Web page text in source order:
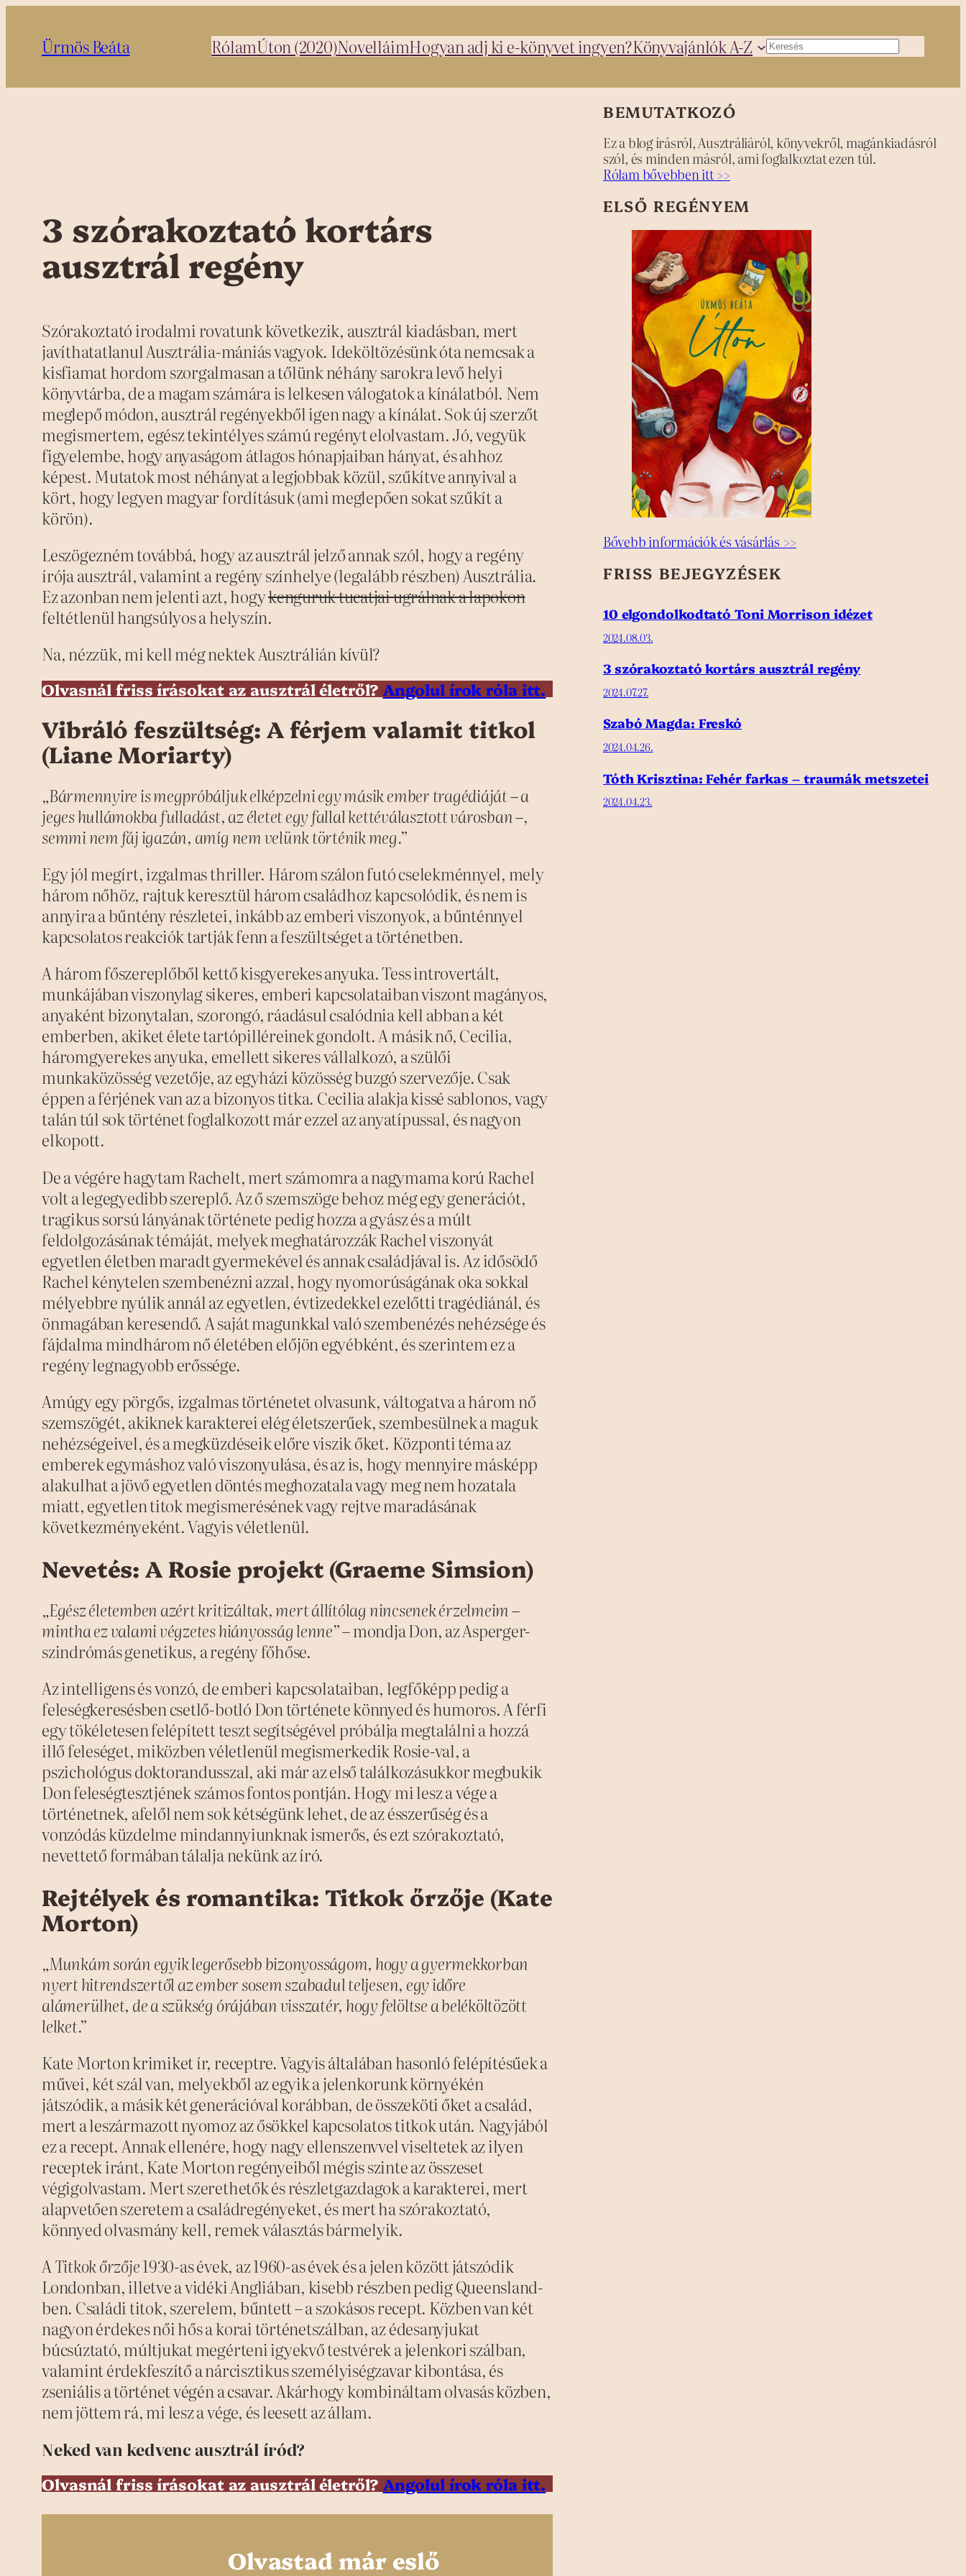
tartalomhoz
Ürmös Beáta RólamÚton (2020)NovelláimHogyan adj ki e-könyvet ingyen?Könyvajánlók A-Z Keresés
3 szórakoztató kortárs
ausztrál regény
Szórakoztató irodalmi rovatunk következik, ausztrál kiadásban, mert
javíthatatlanul Ausztrália-mániás vagyok. Ideköltözésünk óta nemcsak a
kisfiamat hordom szorgalmasan a tőlünk néhány sarokra levő helyi
könyvtárba, de a magam számára is lelkesen válogatok a kínálatból. Nem
meglepő módon, ausztrál regényekből igen nagy a kínálat. Sok új szerzőt
megismertem, egész tekintélyes számú regényt elolvastam. Jó, vegyük
figyelembe, hogy anyaságom átlagos hónapjaiban hányat, és ahhoz
képest. Mutatok most néhányat a legjobbak közül, szűkítve annyival a
kört, hogy legyen magyar fordításuk (ami meglepően sokat szűkít a
körön).
Leszögezném továbbá, hogy az ausztrál jelző annak szól, hogy a regény
írója ausztrál, valamint a regény színhelye (legalább részben) Ausztrália.
Ez azonban nem jelenti azt, hogykenguruk tucatjai ugrálnak a lapokon
feltétlenül hangsúlyos a helyszín.
Na, nézzük, mi kell még nektek Ausztrálián kívül?
Olvasnál friss írásokat az ausztrál életről? Angolul írok róla itt.
Vibráló feszültség: A férjem valamit titkol
(Liane Moriarty)
„Bármennyire is megpróbáljuk elképzelni egy másik ember tragédiáját – a
jeges hullámokba fulladást, az életet egy fallal kettéválasztott városban –,
semmi nem fáj igazán, amíg nem velünk történik meg.”
Egy jól megírt, izgalmas thriller. Három szálon futó cselekménnyel, mely
három nőhöz, rajtuk keresztül három családhoz kapcsolódik, és nem is
annyira a bűntény részletei, inkább az emberi viszonyok, a bűnténnyel
kapcsolatos reakciók tartják fenn a feszültséget a történetben.
A három főszereplőből kettő kisgyerekes anyuka. Tess introvertált,
munkájában viszonylag sikeres, emberi kapcsolataiban viszont magányos,
anyaként bizonytalan, szorongó, ráadásul csalódnia kell abban a két
emberben, akiket élete tartópilléreinek gondolt. A másik nő, Cecilia,
háromgyerekes anyuka, emellett sikeres vállalkozó, a szülői
munkaközösség vezetője, az egyházi közösség buzgó szervezője. Csak
éppen a férjének van az a bizonyos titka. Cecilia alakja kissé sablonos, vagy
talán túl sok történet foglalkozott már ezzel az anyatípussal, és nagyon
elkopott.
De a végére hagytam Rachelt, mert számomra a nagymama korú Rachel
volt a legegyedibb szereplő. Az ő szemszöge behoz még egy generációt,
tragikus sorsú lányának története pedig hozza a gyász és a múlt
feldolgozásának témáját, melyek meghatározzák Rachel viszonyát
egyetlen életben maradt gyermekével és annak családjával is. Az idősödő
Rachel kénytelen szembenézni azzal, hogy nyomorúságának oka sokkal
mélyebbre nyúlik annál az egyetlen, évtizedekkel ezelőtti tragédiánál, és
önmagában keresendő. A saját magunkkal való szembenézés nehézsége és
fájdalma mindhárom nő életében előjön egyébként, és szerintem ez a
regény legnagyobb erőssége.
Amúgy egy pörgős, izgalmas történetet olvasunk, váltogatva a három nő
szemszögét, akiknek karakterei elég életszerűek, szembesülnek a maguk
nehézségeivel, és a megküzdéseik előre viszik őket. Központi téma az
emberek egymáshoz való viszonyulása, és az is, hogy mennyire másképp
alakulhat a jövő egyetlen döntés meghozatala vagy meg nem hozatala
miatt, egyetlen titok megismerésének vagy rejtve maradásának
következményeként. Vagyis véletlenül.
Nevetés: A ​Rosie projekt (Graeme Simsion)
„Egész ​életemben azért kritizáltak, mert állítólag nincsenek érzelmeim –
mintha ez valami végzetes hiányosság lenne”– mondja Don, az Asperger-
szindrómás genetikus, a regény főhőse.
Az intelligens és vonzó, de emberi kapcsolataiban, legfőképp pedig a
feleségkeresésben csetlő-botló Don története könnyed és humoros. A férfi
egy tökéletesen felépített teszt segítségével próbálja megtalálni a hozzá
illő feleséget, miközben véletlenül megismerkedik Rosie-val, a
pszichológus doktorandusszal, aki már az első találkozásukkor megbukik
Don feleségtesztjének számos fontos pontján. Hogy mi lesz a vége a
történetnek, afelől nem sok kétségünk lehet, de az ésszerűség és a
vonzódás küzdelme mindannyiunknak ismerős, és ezt szórakoztató,
nevettető formában tálalja nekünk az író.
Rejtélyek és romantika: Titkok ​őrzője (Kate
Morton)
„Munkám során egyik legerősebb bizonyosságom, hogy a gyermekkorban
nyert hitrendszertől az ember sosem szabadul teljesen, egy időre
alámerülhet, de a szükség órájában visszatér, hogy felöltse a beléköltözött
lelket.”
Kate Morton krimiket ír, receptre. Vagyis általában hasonló felépítésűek a
művei, két szál van, melyekből az egyik a jelenkorunk környékén
játszódik, a másik két generációval korábban, de összeköti őket a család,
mert a leszármazott nyomoz az ősökkel kapcsolatos titkok után. Nagyjából
ez a recept. Annak ellenére, hogy nagy ellenszenvvel viseltetek az ilyen
receptek iránt, Kate Morton regényeiből mégis szinte az összeset
végigolvastam. Mert szerethetők és részletgazdagok a karakterei, mert
alapvetően szeretem a családregényeket, és mert ha szórakoztató,
könnyed olvasmány kell, remek választás bármelyik.
ATitkok őrzője1930-as évek, az 1960-as évek és a jelen között játszódik
Londonban, illetve a vidéki Angliában, kisebb részben pedig Queensland-
ben. Családi titok, szerelem, bűntett – a szokásos recept. Közben van két
nagyon érdekes női hős a korai történetszálban, az édesanyjukat
búcsúztató, múltjukat megérteni igyekvő testvérek a jelenkori szálban,
valamint érdekfeszítő a nárcisztikus személyiségzavar kibontása, és
zseniális a történet végén a csavar. Akárhogy kombináltam olvasás közben,
nem jöttem rá, mi lesz a vége, és leesett az állam.
Neked van kedvenc ausztrál íród?
Olvasnál friss írásokat az ausztrál életről? Angolul írok róla itt.
Olvastad már eslő
BEMUTATKOZÓ
Ez a blog írásról, Ausztráliáról, könyvekről, magánkiadásról
szól, és minden másról, ami foglalkoztat ezen túl.
Rólam bővebben itt >>
ELSŐ REGÉNYEM
Bővebb információk és vásárlás >>
FRISS BEJEGYZÉSEK
10 elgondolkodtató Toni Morrison idézet
2024.08.03.
3 szórakoztató kortárs ausztrál regény
2024.07.27.
Szabó Magda: Freskó
2024.04.26.
Tóth Krisztina: Fehér farkas – traumák metszetei
2024.04.23.